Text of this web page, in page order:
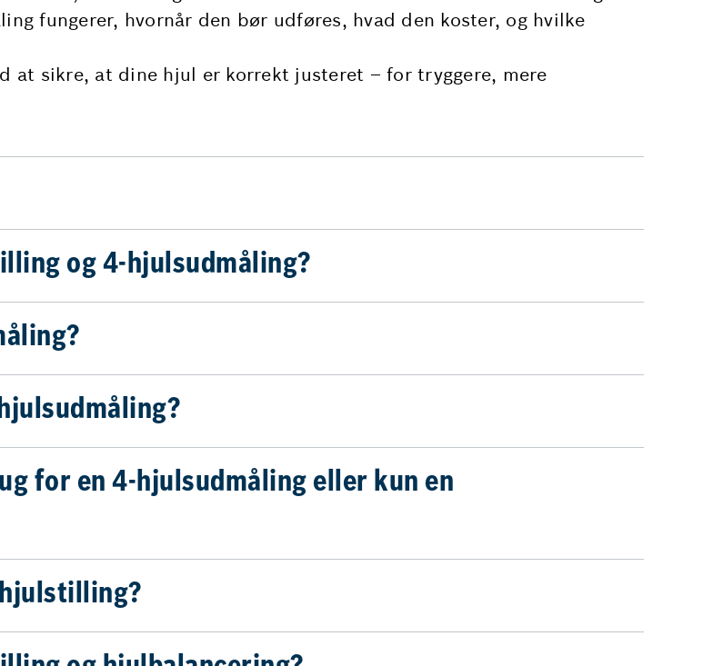
fungerer, hvornår den bør udføres, hvad den koster, og hvilke
at sikre, at dine hjul er korrekt justeret – for tryggere, mere
og 4-hjulsudmåling?
for en 4-hjulsudmåling eller kun en